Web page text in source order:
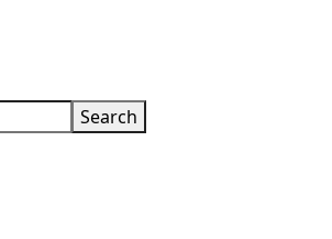
Search